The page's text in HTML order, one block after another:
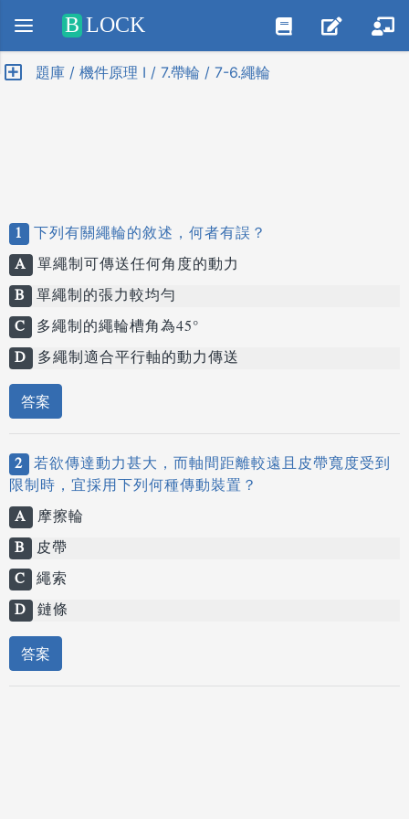
Positive SSL
B LOCK
題庫 / 機件原理 I / 7.帶輪 / 7-6.繩輪
1 下列有關繩輪的敘述，何者有誤？
A 單繩制可傳送任何角度的動力
B 單繩制的張力較均勻
C 多繩制的繩輪槽角為45°
D 多繩制適合平行軸的動力傳送
答案
2 若欲傳達動力甚大，而軸間距離較遠且皮帶寬度受到
限制時，宜採用下列何種傳動裝置？
A 摩擦輪
B 皮帶
C 繩索
D 鏈條
答案